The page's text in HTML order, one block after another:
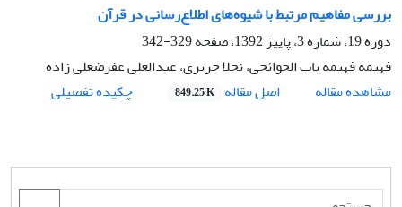
بررسی مفاهیم مرتبط با شیوه‌های اطلاع‌رسانی در قرآن
دوره 19، شماره 3، پاییز 1392، صفحه
329-342
فهیمه فهیمه باب الحوائجی، نجلا حریری، عبدالعلی عفرضعلی زاده
مشاهده مقاله
اصل مقاله 849.25 K چکیده تفصیلی